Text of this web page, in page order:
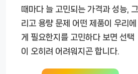
때마다 늘 고민되는 가격과 성능, 그
리고 용량 문제 어떤 제품이 우리에
게 필요한지를 고민하다 보면 선택
이 오히려 어려워지곤 합니다.